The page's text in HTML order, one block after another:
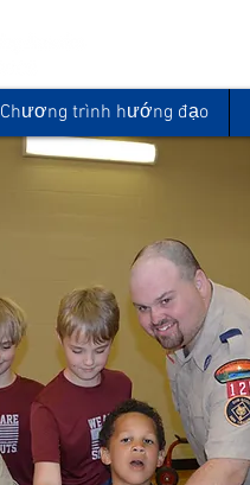
Chương trình hướng đạo